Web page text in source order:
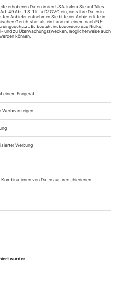
Eine Übersicht
2019
DIALOGE
OPERNWELT-
free
Open Box – welche Räume
Karlheinz Müller und Jan
Mannheim.